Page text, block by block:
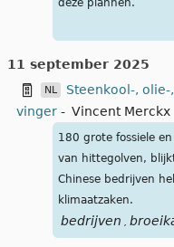
deze plannen.
11 september 2025
NL
Steenkool-,
vinger - Vincent Merckx
180 grote fossiele
van hittegolven,
Chinese bedrijven
klimaatzaken.
bedrijven